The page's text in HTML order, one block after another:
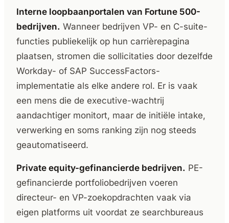
Interne loopbaanportalen van Fortune 500-
bedrijven. Wanneer bedrijven VP- en C-suite-
functies publiekelijk op hun carrièrepagina
plaatsen, stromen die sollicitaties door dezelfde
Workday- of SAP SuccessFactors-
implementatie als elke andere rol. Er is vaak
een mens die de executive-wachtrij
aandachtiger monitort, maar de initiële intake,
verwerking en soms ranking zijn nog steeds
geautomatiseerd.
Private equity-gefinancierde bedrijven. PE-
gefinancierde portfoliobedrijven voeren
directeur- en VP-zoekopdrachten vaak via
eigen platforms uit voordat ze searchbureaus